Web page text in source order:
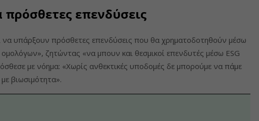
πρόσθετες επενδύσεις
να υπάρξουν πρόσθετες επενδύσεις που θα χρηματοδοτηθούν μέσω
ζητώντας «να μπουν και θεσμικοί επενδυτές μέσω ESG
με νόημα: «Χωρίς ανθεκτικές υποδομές δε μπορούμε να πάμε
βιωσιμότητα».